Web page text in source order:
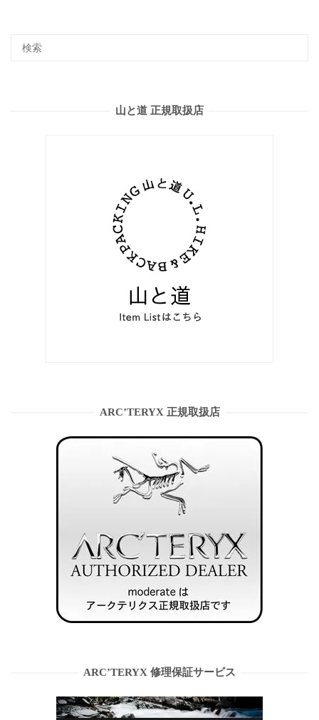
山と道 正規取扱店
ARC’TERYX 正規取扱店
ARC’TERYX 修理保証サービス